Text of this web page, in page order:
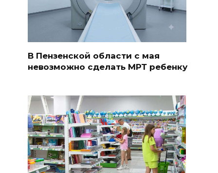
В Пензенской области с мая
невозможно сделать МРТ ребенку